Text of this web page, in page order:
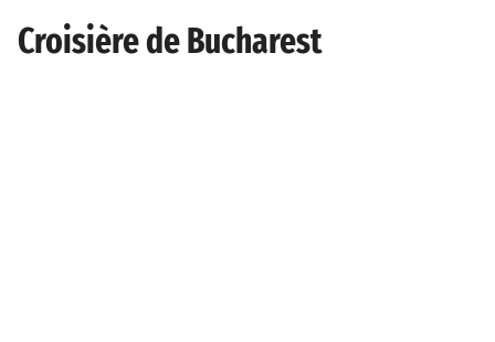
Croisière de Bucharest